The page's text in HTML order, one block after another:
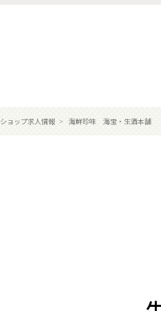
ショップ求人情報 海鮮珍味 海宝・生酒本舗